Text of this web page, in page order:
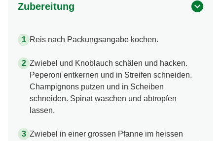
Zubereitung
Reis nach Packungsangabe kochen.
Zwiebel und Knoblauch schälen und hacken.
Peperoni entkernen und in Streifen schneiden.
Champignons putzen und in Scheiben
schneiden. Spinat waschen und abtropfen
lassen.
Zwiebel in einer grossen Pfanne im heissen